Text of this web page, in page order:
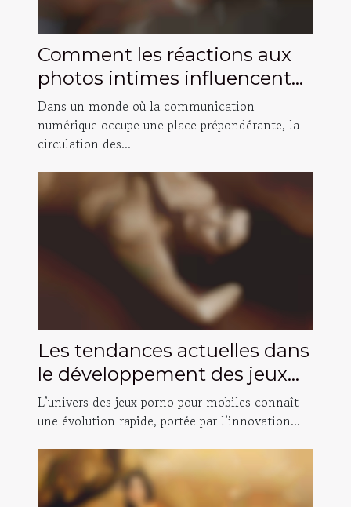
Comment les réactions aux
photos intimes influencent
les relations ?
Dans un monde où la communication
numérique occupe une place prépondérante, la
circulation des...
Les tendances actuelles dans
le développement des jeux
porno pour mobiles
L’univers des jeux porno pour mobiles connaît
une évolution rapide, portée par l’innovation...